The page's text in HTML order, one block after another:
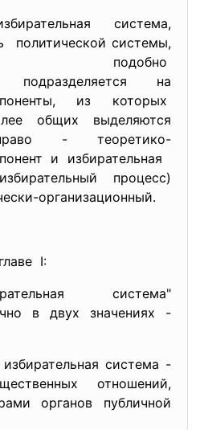
система,
политической системы,
на
из которых
общих выделяются
право - теоретико-
и избирательная
процесс)
организационный.
I:
система"
в двух значениях -
система -
отношений,
органов публичной